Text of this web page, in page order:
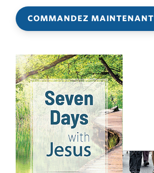
COMMANDEZ MAINTENANT